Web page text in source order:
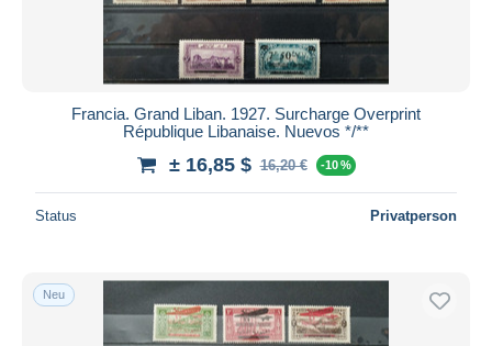
Francia. Grand Liban. 1927. Surcharge Overprint
République Libanaise. Nuevos */**
± 16,85 $ 16,20 € -10 %
Status Privatperson
Neu